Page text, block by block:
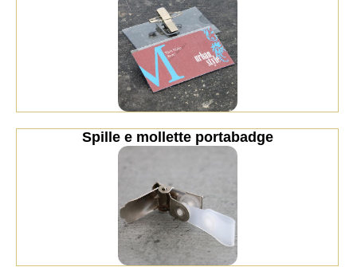
Spille e mollette portabadge